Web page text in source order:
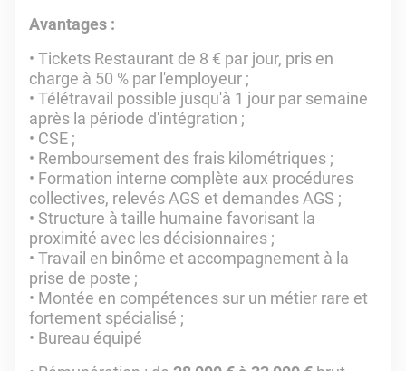
Avantages :
• Tickets Restaurant de 8 € par jour, pris en
charge à 50 % par l'employeur ;
• Télétravail possible jusqu'à 1 jour par semaine
après la période d'intégration ;
• CSE ;
• Remboursement des frais kilométriques ;
• Formation interne complète aux procédures
collectives, relevés AGS et demandes AGS ;
• Structure à taille humaine favorisant la
proximité avec les décisionnaires ;
• Travail en binôme et accompagnement à la
prise de poste ;
• Montée en compétences sur un métier rare et
fortement spécialisé ;
• Bureau équipé